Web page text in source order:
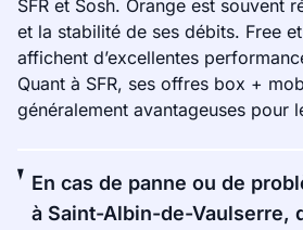
SFR et Sosh. Orange est souvent
et la stabilité de ses débits. Free
affichent d’excellentes
Quant à SFR, ses offres box +
généralement avantageuses pour
En cas de panne ou de
à Saint-Albin-de-Vaulserre,